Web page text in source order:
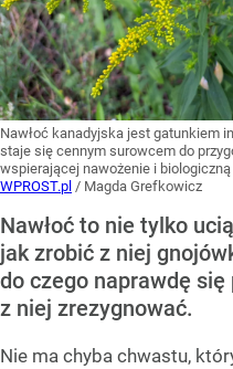
Nawłoć kanadyjska jest gatunkiem
staje się cennym surowcem do
wspierającej nawożenie i
WPROST.pl / Magda Grefkowicz
Nawłoć to nie tylko
jak zrobić z niej
do czego naprawdę
z niej zrezygnować.
Nie ma chyba chwastu,